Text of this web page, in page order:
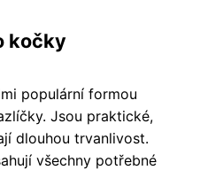
kočky
populární formou
Jsou praktické,
dlouhou trvanlivost.
všechny potřebné